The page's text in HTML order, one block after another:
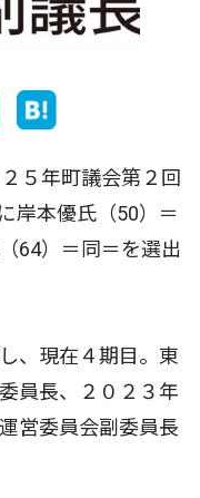
５年町議会第２回
岸本優氏（50）＝
64）＝同＝を選出
、現在４期目。東
員長、２０２３年
営委員会副委員長